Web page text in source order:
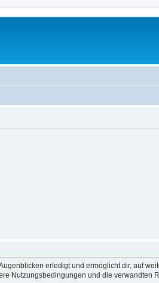
erledigt und ermöglicht dir, auf
Nutzungsbedingungen und die verwandten